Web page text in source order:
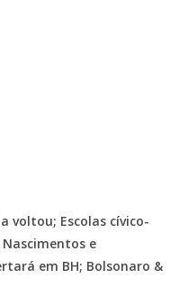
voltou; Escolas cívico-
e
em BH; Bolsonaro &